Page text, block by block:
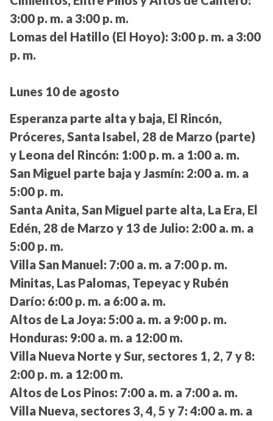
3:00 p. m. a 3:00 p. m.
Lomas del Hatillo (El Hoyo): 3:00 p. m. a 3:00
p. m.
Lunes 10 de agosto
Esperanza parte alta y baja, El Rincón,
Próceres, Santa Isabel, 28 de Marzo (parte)
y Leona del Rincón: 1:00 p. m. a 1:00 a. m.
San Miguel parte baja y Jasmín: 2:00 a. m. a
5:00 p. m.
Santa Anita, San Miguel parte alta, La Era, El
Edén, 28 de Marzo y 13 de Julio: 2:00 a. m. a
5:00 p. m.
Villa San Manuel: 7:00 a. m. a 7:00 p. m.
Minitas, Las Palomas, Tepeyac y Rubén
Darío: 6:00 p. m. a 6:00 a. m.
Altos de La Joya: 5:00 a. m. a 9:00 p. m.
Honduras: 9:00 a. m. a 12:00 m.
Villa Nueva Norte y Sur, sectores 1, 2, 7 y 8:
2:00 p. m. a 12:00 m.
Altos de Los Pinos: 7:00 a. m. a 7:00 a. m.
Villa Nueva, sectores 3, 4, 5 y 7: 4:00 a. m. a